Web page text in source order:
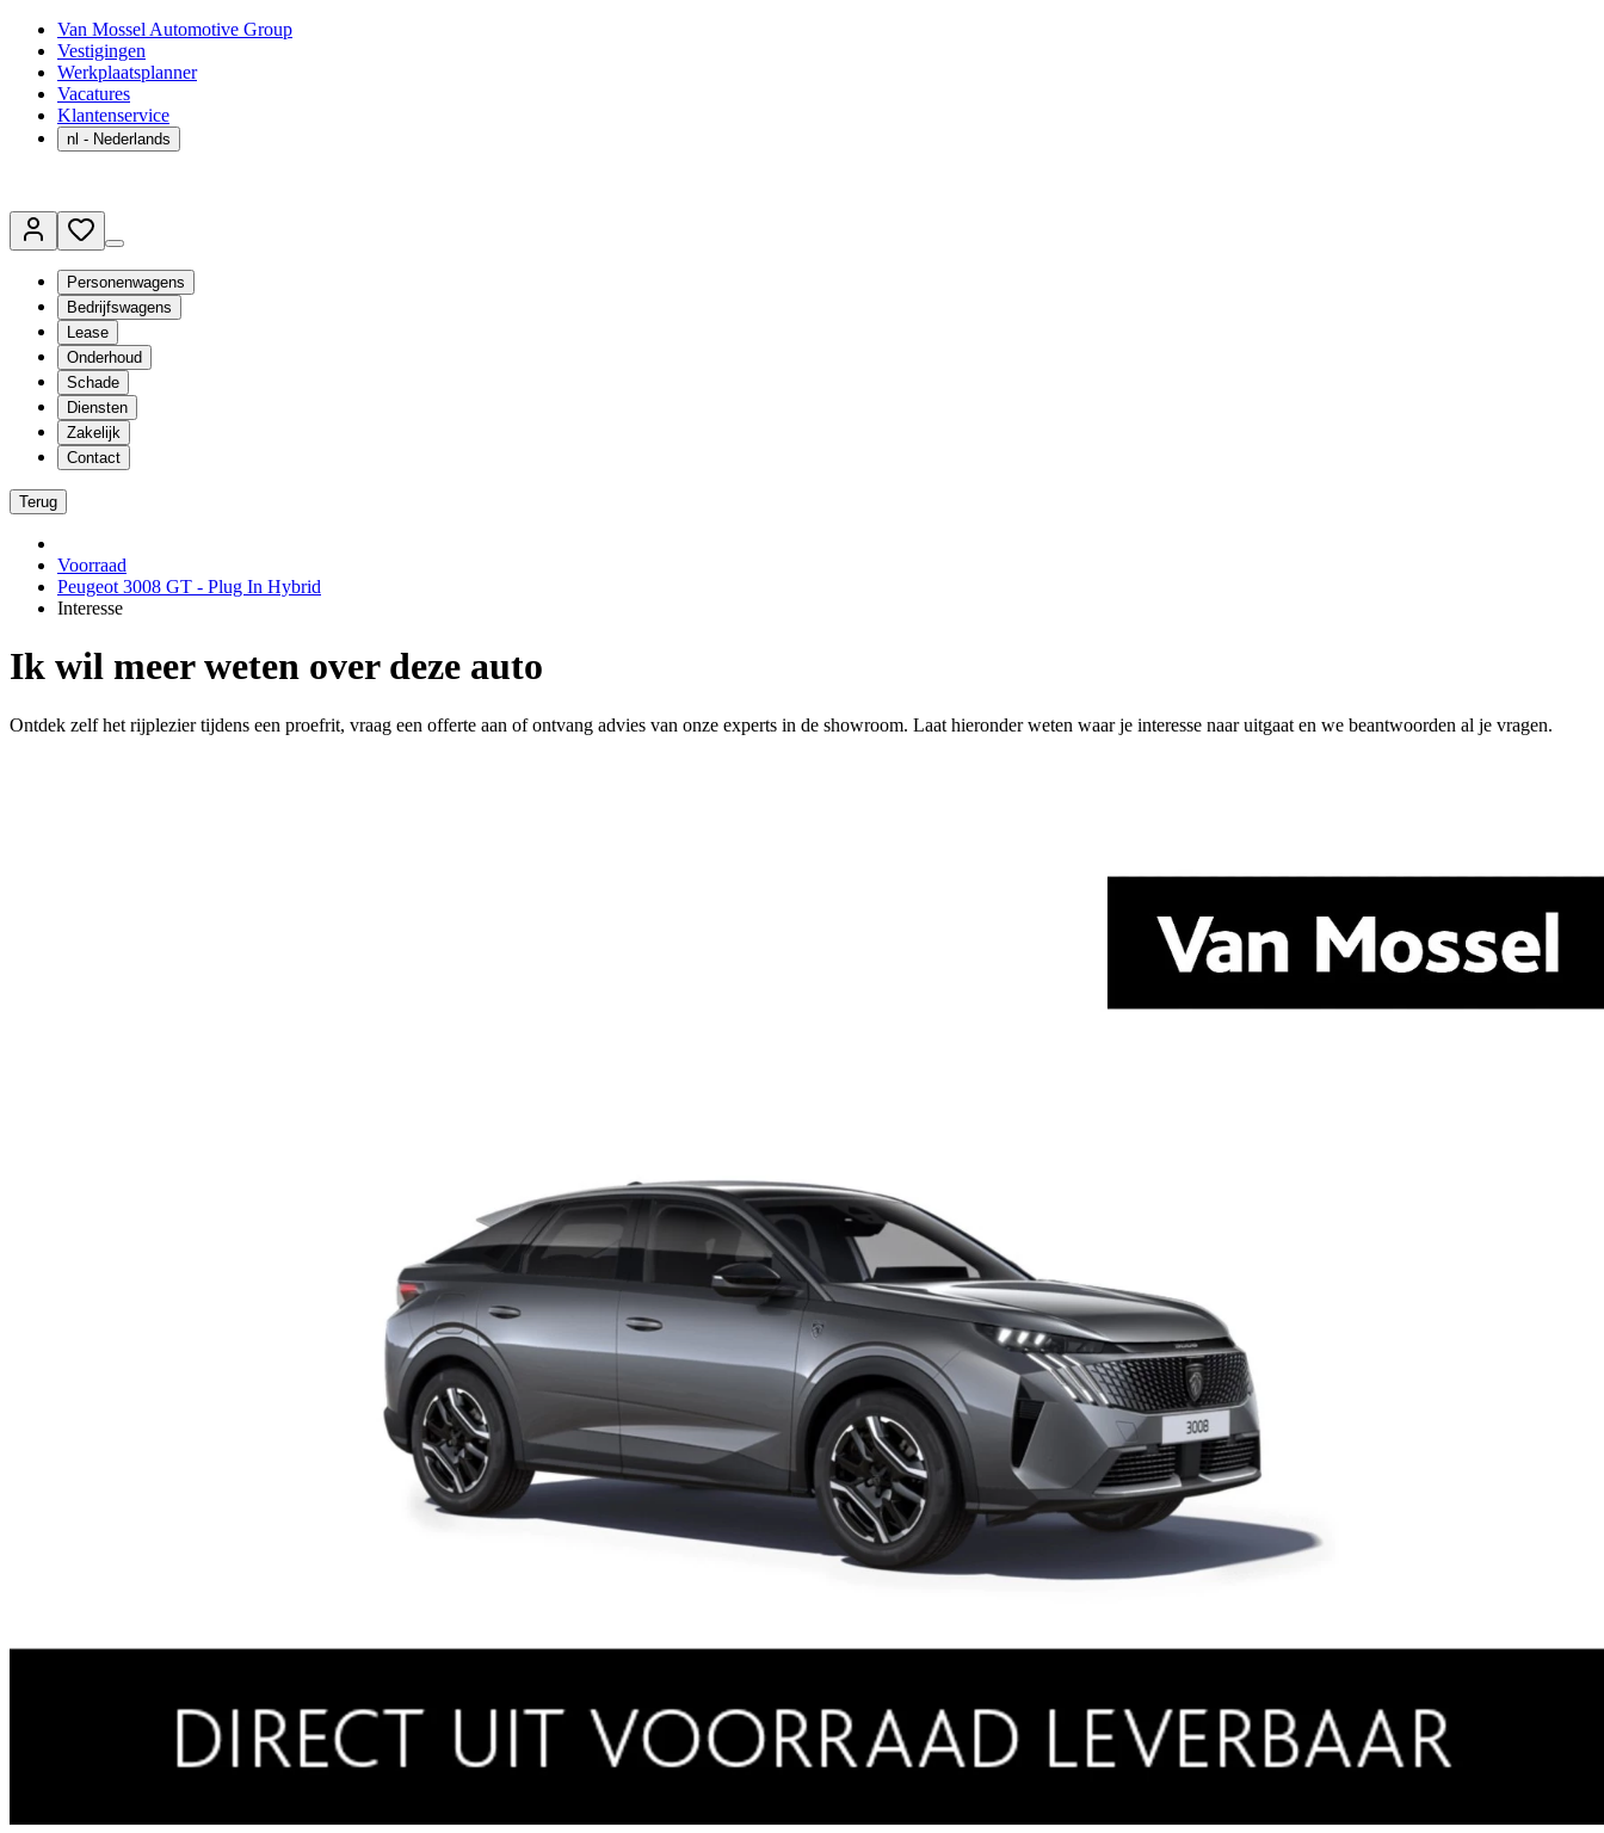
Van Mossel Automotive Group
Vestigingen
Werkplaatsplanner
Vacatures
Klantenservice
nl - Nederlands
Personenwagens
Bedrijfswagens
Lease
Onderhoud
Schade
Diensten
Zakelijk
Contact
Terug
Voorraad
Peugeot 3008 GT - Plug In Hybrid
Interesse
Ik wil meer weten over deze auto
Ontdek zelf het rijplezier tijdens een proefrit, vraag een offerte aan of ontvang advies van onze experts in de showroom. Laat hieronder weten waar je interesse naar uitgaat en we beantwoorden al je vragen.